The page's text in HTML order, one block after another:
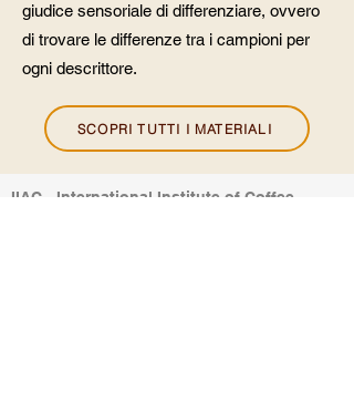
giudice sensoriale di differenziare, ovvero
di trovare le differenze tra i campioni per
ogni descrittore.
SCOPRI TUTTI I MATERIALI
IIAC - International Institute of Coffee